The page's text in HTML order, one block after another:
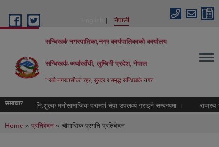
नेपाली
सन्धिखर्क नगरपालिका,नगर कार्यपालिकाको कार्यालय
सन्धिखर्क-अर्घाखाँची, लुम्बिनी प्रदेश, नेपाल
" सबै नगरवासीकाे रहर, सुन्दर र समृद्ध सन्धिखर्क नगर"
समाचार नि:शुल्क मनोसामाजिक परामर्श सेवा उपलव्ध गराइने सम्बन्धमा । राजस्व
You are here
Home » प्रतिवेदन » चौमासिक प्रगति प्रतिवेदन